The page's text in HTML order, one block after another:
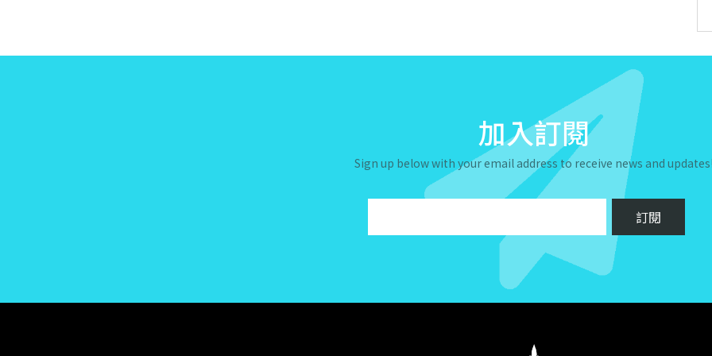
加入訂閱
Sign up below with your email address to receive news and